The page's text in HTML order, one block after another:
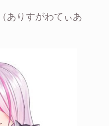
ありすがわてぃあ